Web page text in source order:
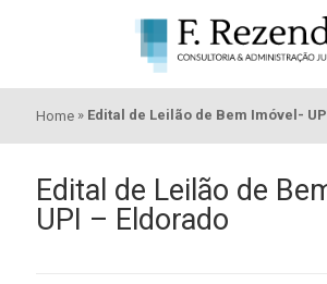
Home » Edital de Leilão de Bem Imóvel-
Edital de Leilão de
UPI – Eldorado